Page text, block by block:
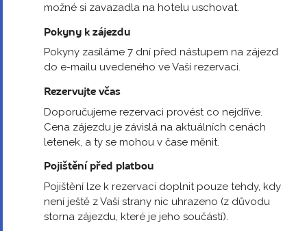
možné si zavazadla na hotelu uschovat.
Pokyny k zájezdu
Pokyny zasíláme 7 dní před nástupem na zájezd
do e-mailu uvedeného ve Vaší rezervaci.
Rezervujte včas
Doporučujeme rezervaci provést co nejdříve.
Cena zájezdu je závislá na aktuálních cenách
letenek, a ty se mohou v čase měnit.
Pojištění před platbou
Pojištění lze k rezervaci doplnit pouze tehdy, kdy
není ještě z Vaší strany nic uhrazeno (z důvodu
storna zájezdu, které je jeho součástí).